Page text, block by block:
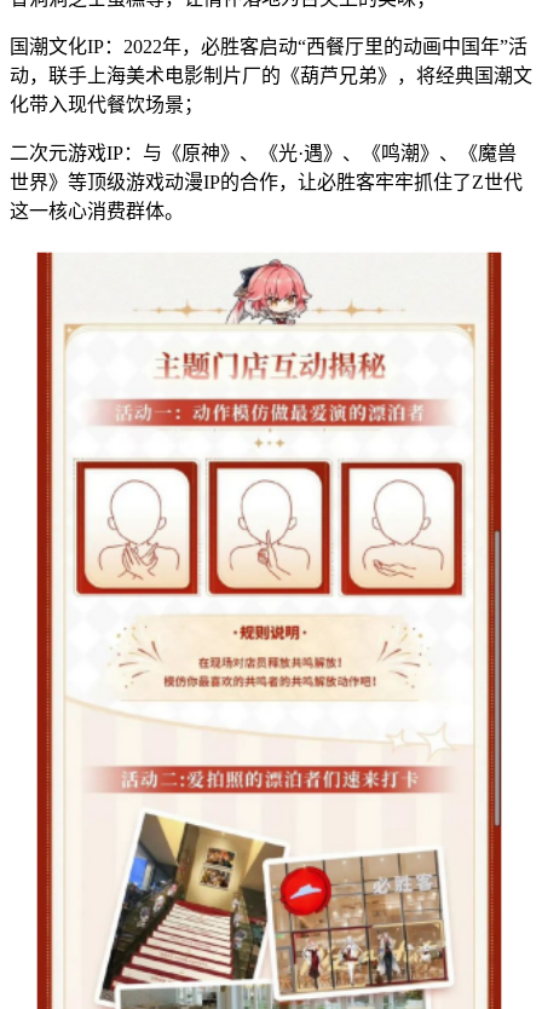
国潮文化IP：2022年，必胜客启动“西餐厅里的动画中国年”活
动，联手上海美术电影制片厂的《葫芦兄弟》，将经典国潮文
化带入现代餐饮场景；
二次元游戏IP：与《原神》、《光·遇》、《鸣潮》、《魔兽
世界》等顶级游戏动漫IP的合作，让必胜客牢牢抓住了Z世代
这一核心消费群体。